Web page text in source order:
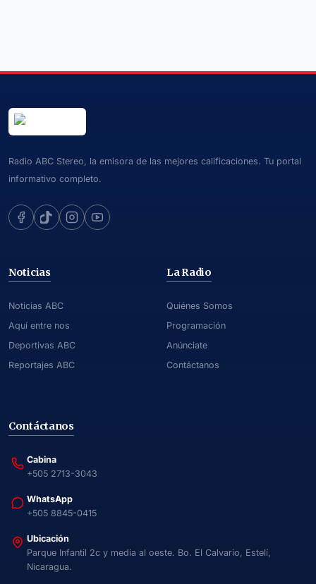
Radio ABC Stereo, la emisora de las mejores calificaciones. Tu portal
informativo completo.
Noticias
Noticias ABC
Aquí entre nos
Deportivas ABC
Reportajes ABC
La Radio
Quiénes Somos
Programación
Anúnciate
Contáctanos
Contáctanos
Cabina
+505 2713-3043
WhatsApp
+505 8845-0415
Ubicación
Parque Infantil 2c y media al oeste. Bo. El Calvario, Estelí,
Nicaragua.